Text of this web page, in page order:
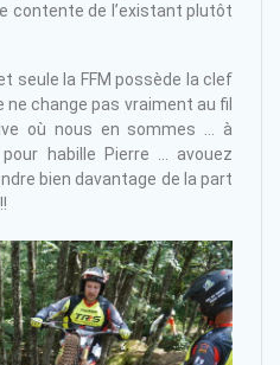
contente de l’existant plutôt
seule la FFM possède la clef
change pas vraiment au fil
où nous en sommes … à
habille Pierre … avouez
bien davantage de la part